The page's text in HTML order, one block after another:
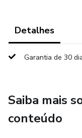
Detalhes
Garantia de 30
Saiba mais
conteúdo